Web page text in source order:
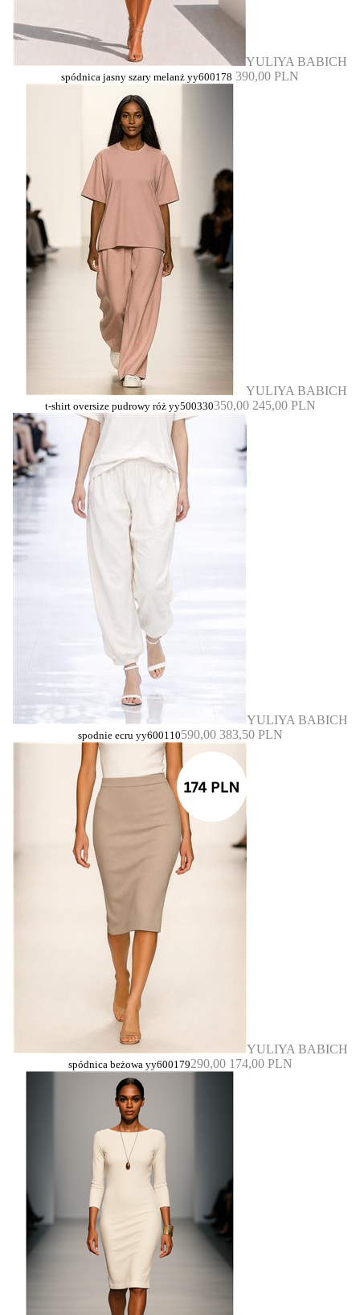
YULIYA BABICH
spódnica jasny szary melanż yy600178 390,00 PLN
YULIYA BABICH
t-shirt oversize pudrowy róż yy500330350,00 245,00 PLN
YULIYA BABICH
spodnie ecru yy600110590,00 383,50 PLN
YULIYA BABICH
spódnica beżowa yy600179290,00 174,00 PLN